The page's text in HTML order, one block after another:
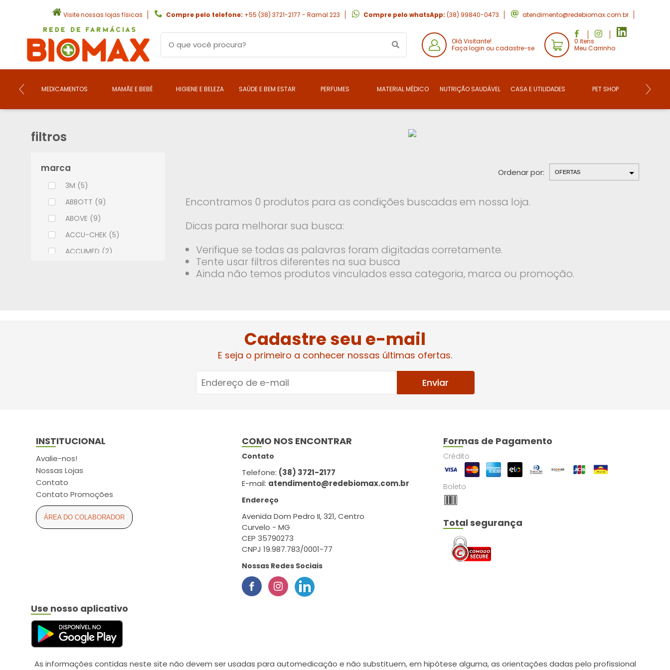
Visite nossas lojas físicas Compre pelo telefone: +55 (38) 3721-2177 - Ramal 223 Compre pelo whatsApp: (38) 99840-0473 atendimento@redebiomax.com.br
Olá Visitante!
Faça login ou cadastre-se
0 itens
Meu Carrinho
MEDICAMENTOS MAMÃE E BEBÊ HIGIENE E BELEZA SAÚDE E BEM ESTAR PERFUMES MATERIAL MÉDICO NUTRIÇÃO SAUDÁVEL CASA E UTILIDADES PET SHOP
filtros
marca
3M (5)
ABBOTT (9)
ABOVE (9)
ACCU-CHEK (5)
ACCUMED (2)
ARCOR (2)
ARESE (3)
ASPEN (11)
ASTRAZENECA (5)
ATUALIZAR (16)
BABY SEC (6)
BALDACCI (4)
BAUDUCCO (2)
BAUSCH LOMB (1)
Ordenar por:
Encontramos 0 produtos para as condições buscadas em nossa loja.
Dicas para melhorar sua busca:
Verifique se todas as palavras foram digitadas corretamente.
Tente usar filtros diferentes na sua busca
Ainda não temos produtos vinculados essa categoria, marca ou promoção.
Cadastre seu e-mail
E seja o primeiro a conhecer nossas últimas ofertas.
Enviar
INSTITUCIONAL
Avalie-nos!
Nossas Lojas
Contato
Contato Promoções
ÁREA DO COLABORADOR
COMO NOS ENCONTRAR
Contato
Telefone: (38) 3721-2177
E-mail: atendimento@redebiomax.com.br
Endereço
Avenida Dom Pedro II, 321, Centro
Curvelo - MG
CEP 35790273
CNPJ 19.987.783/0001-77
Nossas Redes Sociais
Formas de Pagamento
Crédito
Boleto
Total segurança
Use nosso aplicativo
As informações contidas neste site não devem ser usadas para automedicação e não substituem, em hipótese alguma, as orientações dadas pelo profissional